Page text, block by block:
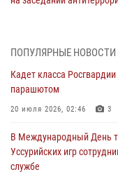
Во Владивостоке во
29 июля 2026, 01:17
В День Крещения Руси в
ходом
28 июля 2026, 10:29 3
ПОПУЛЯРНЫЕ НОВОСТИ
Кадет класса
парашютом
20 июля 2026, 02:46 3
В Международный День
Уссурийских игр
службе